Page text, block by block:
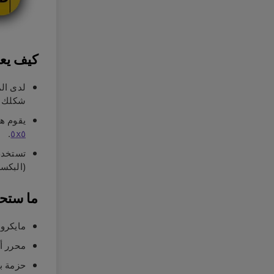
كيف
لدى
شكلك
يقوم
٥x٥.
ما
محرر
حزمة